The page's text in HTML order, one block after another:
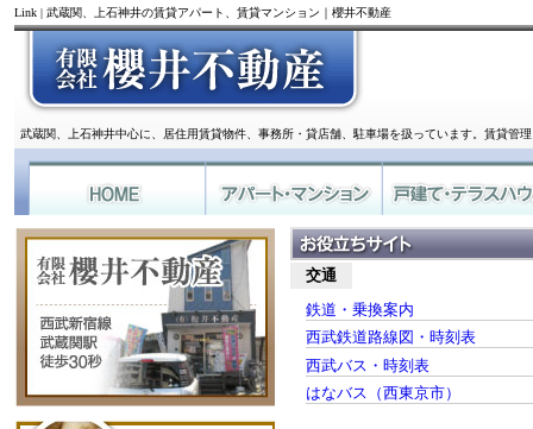
Link | 武蔵関、上石神井の賃貸アパート、賃貸マンション｜櫻井不動産
武蔵関、上石神井中心に、居住用賃貸物件、事務所・貸店舗、駐車場を扱っています。賃貸管
交通
鉄道・乗換案内
西武鉄道路線図・時刻表
西武バス・時刻表
はなバス（西東京市）